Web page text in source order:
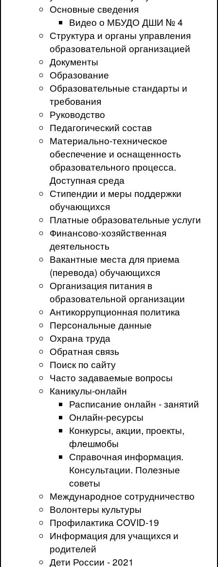
Основные сведения
Видео о МБУДО ДШИ № 4
Структура и органы управления
образовательной организацией
Документы
Образование
Образовательные стандарты и
требования
Руководство
Педагогический состав
Материально-техническое
обеспечение и оснащенность
образовательного процесса.
Доступная среда
Стипендии и меры поддержки
обучающихся
Платные образовательные услуги
Финансово-хозяйственная
деятельность
Вакантные места для приема
(перевода) обучающихся
Организация питания в
образовательной организации
Антикоррупционная политика
Персональные данные
Охрана труда
Обратная связь
Поиск по сайту
Часто задаваемые вопросы
Каникулы-онлайн
Расписание онлайн - занятий
Онлайн-ресурсы
Конкурсы, акции, проекты,
флешмобы
Справочная информация.
Консультации. Полезные
советы
Международное сотрудничество
Волонтеры культуры
Профилактика COVID-19
Информация для учащихся и
родителей
Дети России - 2021